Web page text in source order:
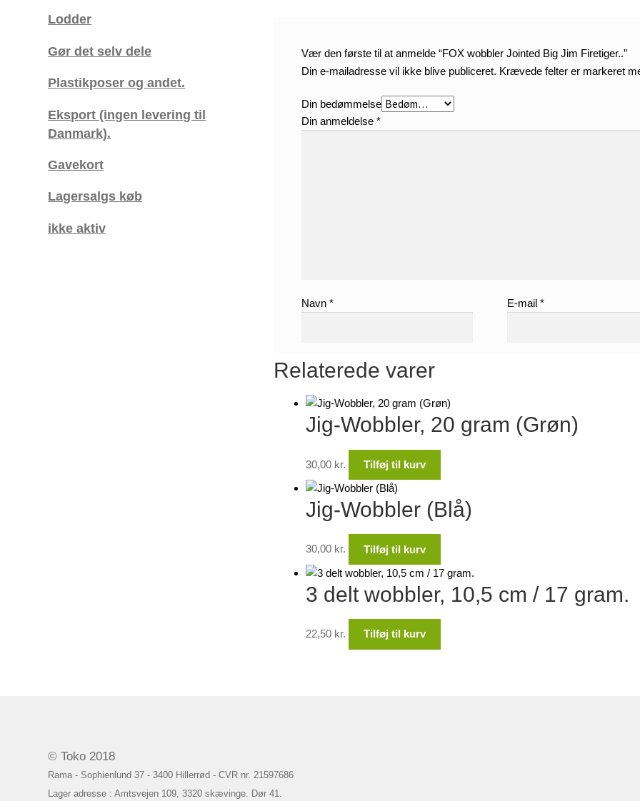
Vær den første til at anmelde “FOX wobbler Jointed Big Jim Firetiger..”
Din e-mailadresse vil ikke blive publiceret. Krævede felter er markeret
Din bedømmelse
Din anmeldelse*
Navn* E-mail *
Relaterede varer
Jig-Wobbler, 20 gram (Grøn)
30,00 kr. Tilføj til kurv
Jig-Wobbler (Blå)
30,00 kr. Tilføj til kurv
3 delt wobbler, 10,5 cm / 17 gram.
22,50 kr. Tilføj til kurv
Lodder
Gør det selv dele
Plastikposer og andet.
Eksport (ingen levering til
Danmark).
Gavekort
Lagersalgs køb
ikke aktiv
© Toko 2018
Rama - Sophienlund 37 - 3400 Hillerrød - CVR nr. 21597686
Lager adresse : Amtsvejen 109, 3320 skævinge. Dør 41.